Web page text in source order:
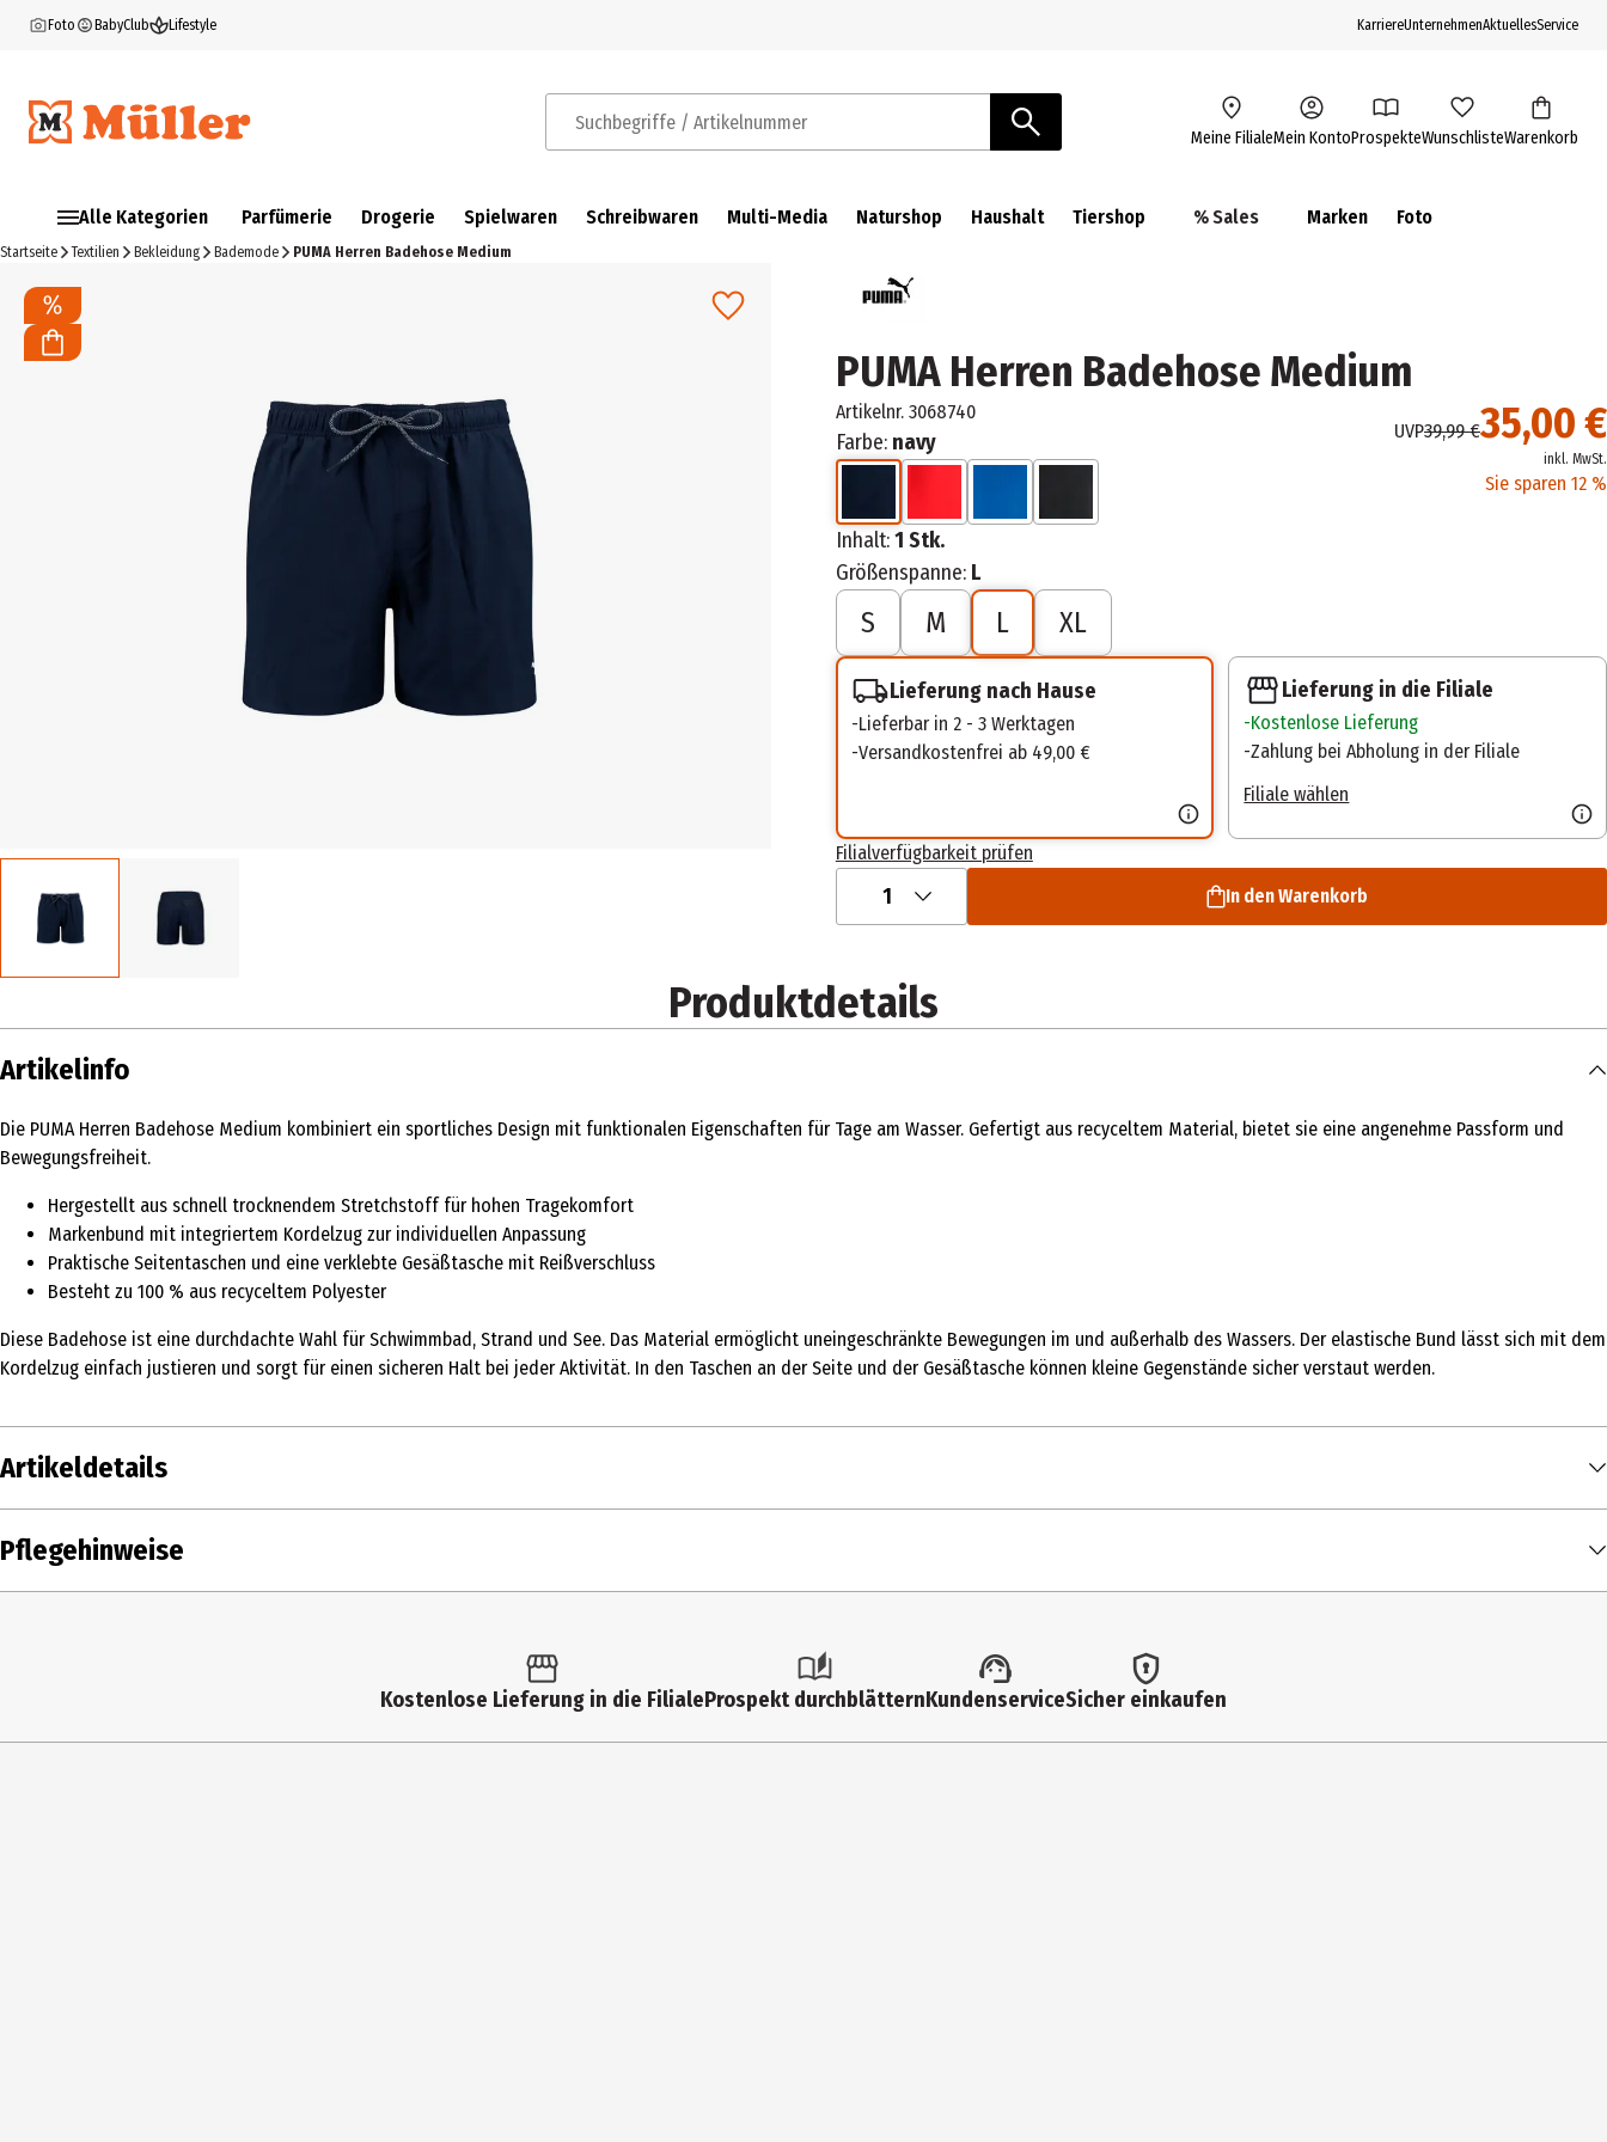
Foto BabyClub Lifestyle KarriereUnternehmenAktuellesService
Suchbegriffe / Artikelnummer Meine FilialeMein KontoProspekteWunschlisteWarenkorb
Alle Kategorien Parfümerie Drogerie Spielwaren Schreibwaren Multi-Media Naturshop Haushalt Tiershop % Sales Marken Foto
Startseite Textilien Bekleidung Bademode PUMA Herren Badehose Medium
PUMA Herren Badehose Medium
Artikelnr. 3068740
Farbe: navy
Inhalt:1 Stk.
Größenspanne: L
S M L XL
35,00 €
UVP39,99 €
inkl. MwSt.
Sie sparen 12 %
Lieferung nach Hause
Lieferbar in 2 - 3 Werktagen
Versandkostenfrei ab 49,00 €
Lieferung in die Filiale
Kostenlose Lieferung
Zahlung bei Abholung in der Filiale
Filiale wählen
Filialverfügbarkeit prüfen
1 In den Warenkorb
Produktdetails
Artikelinfo
Die PUMA Herren Badehose Medium kombiniert ein sportliches Design mit funktionalen Eigenschaften für Tage am Wasser. Gefertigt aus recyceltem Material, bietet sie eine angenehme Passform und
Bewegungsfreiheit.
Hergestellt aus schnell trocknendem Stretchstoff für hohen Tragekomfort
Markenbund mit integriertem Kordelzug zur individuellen Anpassung
Praktische Seitentaschen und eine verklebte Gesäßtasche mit Reißverschluss
Besteht zu 100 % aus recyceltem Polyester
Diese Badehose ist eine durchdachte Wahl für Schwimmbad, Strand und See. Das Material ermöglicht uneingeschränkte Bewegungen im und außerhalb des Wassers. Der elastische Bund lässt sich mit dem
Kordelzug einfach justieren und sorgt für einen sicheren Halt bei jeder Aktivität. In den Taschen an der Seite und der Gesäßtasche können kleine Gegenstände sicher verstaut werden.
Artikeldetails
Inhalt
Produkttyp Badehose
Pflegehinweise
Kostenlose Lieferung in die FilialeProspekt durchblätternKundenserviceSicher einkaufen